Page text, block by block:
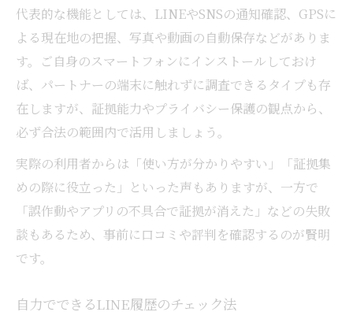
代表的な機能としては、LINEやSNSの通知確認、GPSに
よる現在地の把握、写真や動画の自動保存などがありま
す。ご自身のスマートフォンにインストールしておけ
ば、パートナーの端末に触れずに調査できるタイプも存
在しますが、証拠能力やプライバシー保護の観点から、
必ず合法の範囲内で活用しましょう。
実際の利用者からは「使い方が分かりやすい」「証拠集
めの際に役立った」といった声もありますが、一方で
「誤作動やアプリの不具合で証拠が消えた」などの失敗
談もあるため、事前に口コミや評判を確認するのが賢明
です。
自力でできるLINE履歴のチェック法